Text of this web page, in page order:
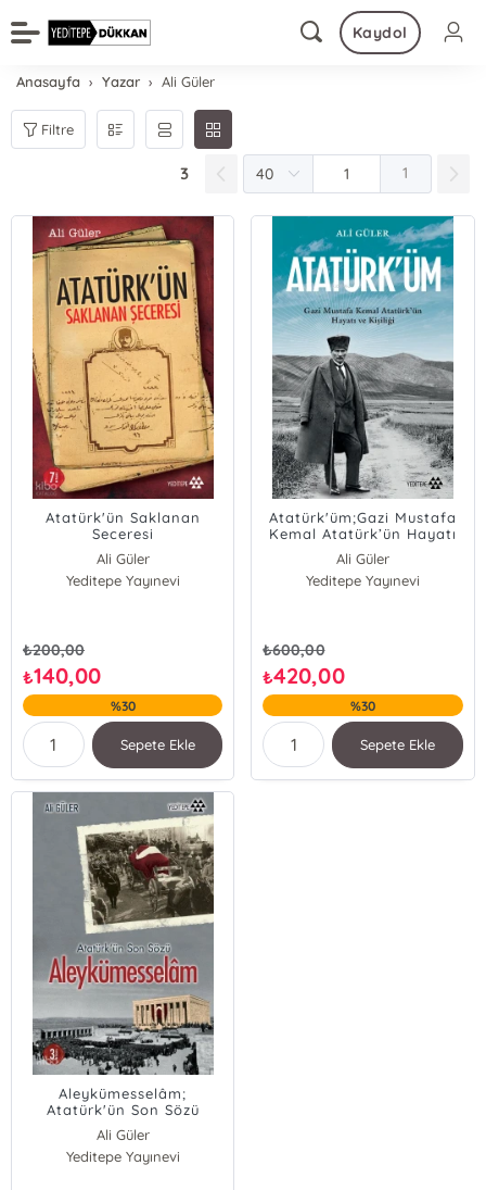
Kaydol
Anasayfa Yazar Ali Güler
Filtre
3 1
Atatürk'ün Saklanan
Seceresi
Ali Güler
Yeditepe Yayınevi
₺200,00
₺140,00
%30
Sepete Ekle
Atatürk'üm;Gazi Mustafa
Kemal Atatürk’ün Hayatı
ve Kişiliği
Ali Güler
Yeditepe Yayınevi
₺600,00
₺420,00
%30
Sepete Ekle
Aleykümesselâm;
Atatürk'ün Son Sözü
Ali Güler
Yeditepe Yayınevi